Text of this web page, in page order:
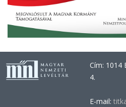
Cím: 1014
4.
E-mail: